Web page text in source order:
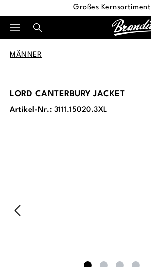
Großes Kernsortiment
MÄNNER
LORD CANTERBURY JACKET
Artikel-Nr.: 3111.15020.3XL